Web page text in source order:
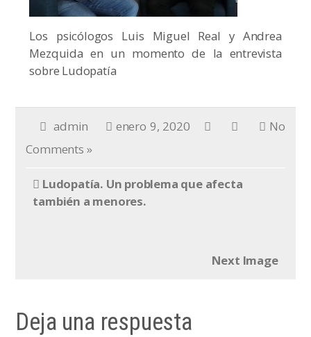
Los psicólogos Luis Miguel Real y Andrea
Mezquida en un momento de la entrevista
sobre Ludopatía
admin enero 9, 2020
No
Comments »
Ludopatía. Un problema que afecta
también a menores.
Next Image
Deja una respuesta